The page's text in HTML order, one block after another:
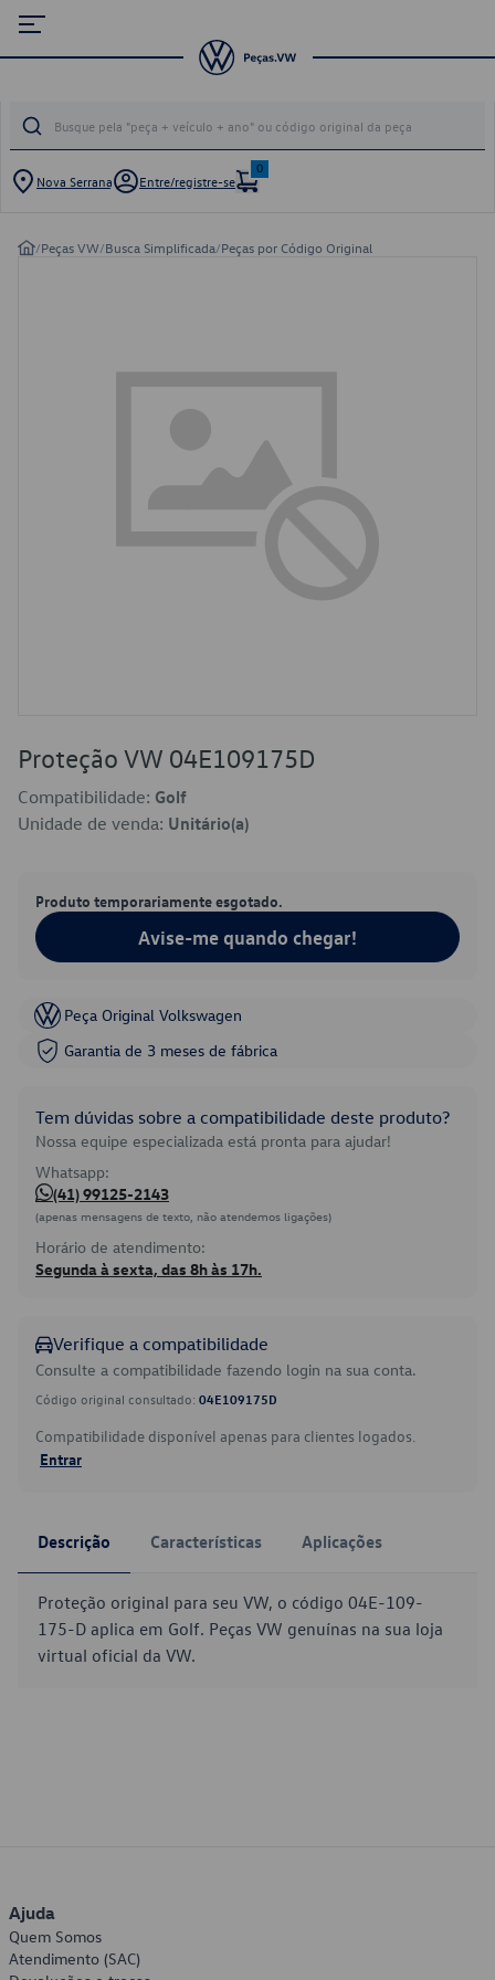
Nova Serrana Entre/registre-se
0
/Peças VW/Busca Simplificada/Peças por Código Original
Proteção VW 04E109175D
Compatibilidade: Golf
Unidade de venda: Unitário(a)
Produto temporariamente esgotado.
Avise-me quando chegar!
Peça Original Volkswagen
Garantia de 3 meses de fábrica
Tem dúvidas sobre a compatibilidade deste produto?
Nossa equipe especializada está pronta para ajudar!
Whatsapp:
(41) 99125-2143
(apenas mensagens de texto, não atendemos ligações)
Horário de atendimento:
Segunda à sexta, das 8h às 17h.
Verifique a compatibilidade
Consulte a compatibilidade fazendo login na sua conta.
Código original consultado: 04E109175D
Compatibilidade disponível apenas para clientes logados.
Entrar
Descrição Características Aplicações
Proteção original para seu VW, o código 04E-109-
175-D aplica em Golf. Peças VW genuínas na sua loja
virtual oficial da VW.
Ajuda
Quem Somos
Atendimento (SAC)